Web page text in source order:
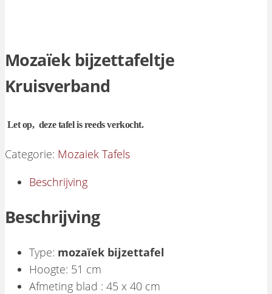
Mozaïek bijzettafeltje
Kruisverband
Let op, deze tafel is reeds verkocht.
Categorie: Mozaiek Tafels
Beschrijving
Beschrijving
Type: mozaïek bijzettafel
Hoogte: 51 cm
Afmeting blad : 45 x 40 cm